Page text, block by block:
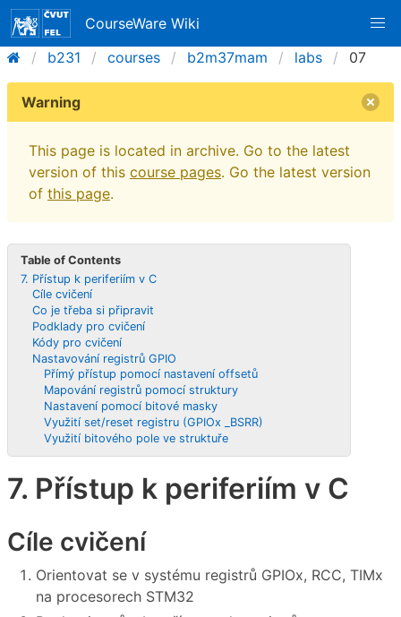
CourseWare Wiki
b231
courses b2m37mam labs 07
Warning
This page is located in archive. Go to the latest
version of this course pages. Go the latest version
of this page.
Table of Contents
7. Přístup k periferiím v C
Cíle cvičení
Co je třeba si připravit
Podklady pro cvičení
Kódy pro cvičení
Nastavování registrů GPIO
Přímý přístup pomocí nastavení offsetů
Mapování registrů pomocí struktury
Nastavení pomocí bitové masky
Využití set/reset registru (GPIOx _BSRR)
Využití bitového pole ve struktuře
7. Přístup k periferiím v C
Cíle cvičení
Orientovat se v systému registrů GPIOx, RCC, TIMx
na procesorech STM32